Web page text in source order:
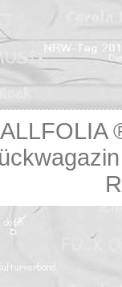
ALLFOLIA